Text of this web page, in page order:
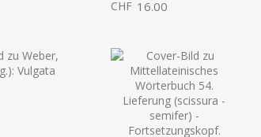
CHF 16.00